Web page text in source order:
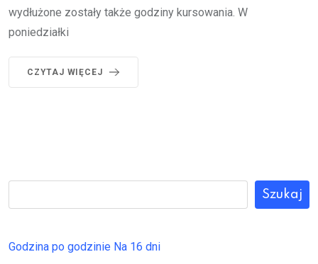
wydłużone zostały także godziny kursowania. W
poniedziałki
CZYTAJ WIĘCEJ
Szukaj
Godzina po godzinie Na 16 dni